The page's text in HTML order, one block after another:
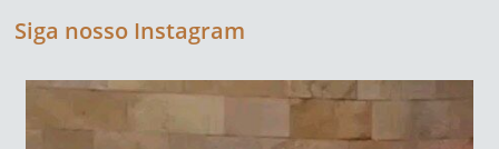
Siga nosso Instagram